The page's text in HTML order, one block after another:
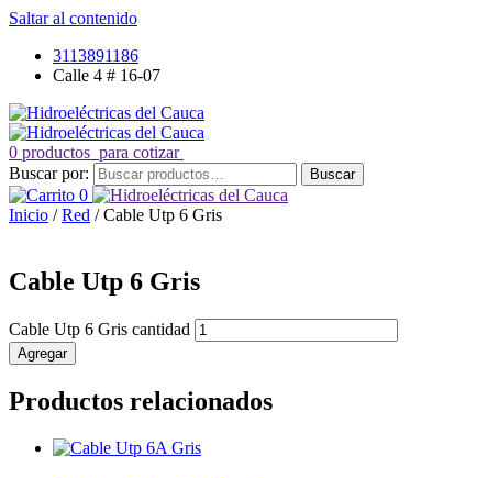
Saltar al contenido
3113891186
Calle 4 # 16-07
0 productos para cotizar
Buscar por:
Buscar
0
Inicio /Red / Cable Utp 6 Gris
Cable Utp 6 Gris
Cable Utp 6 Gris cantidad
Agregar
Productos relacionados